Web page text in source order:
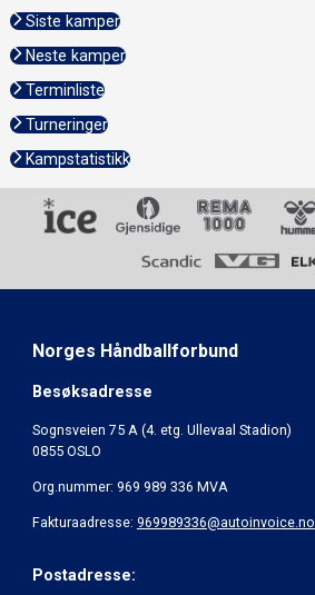
Siste kamper
Neste kamper
Terminliste
Turneringer
Kampstatistikk
Norges Håndballforbund
Besøksadresse
Sognsveien 75 A (4. etg. Ullevaal Stadion)
0855 OSLO
Org.nummer: 969 989 336 MVA
Fakturaadresse: 969989336@autoinvoice.no
Postadresse: